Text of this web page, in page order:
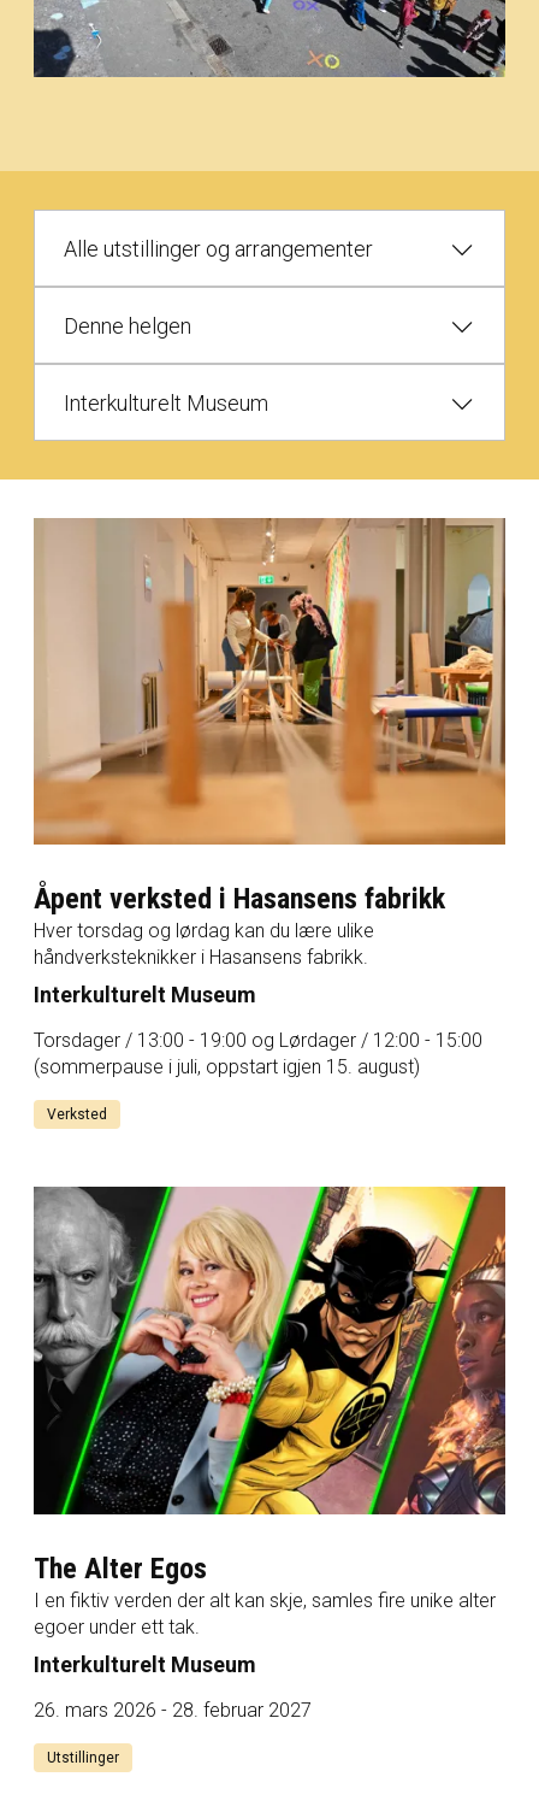
Alle utstillinger og arrangementer
Denne helgen
Interkulturelt Museum
Åpent verksted i Hasansens fabrikk
Hver torsdag og lørdag kan du lære ulike
håndverksteknikker i Hasansens fabrikk.
Interkulturelt Museum
Torsdager / 13:00 - 19:00 og Lørdager / 12:00 - 15:00
(sommerpause i juli, oppstart igjen 15. august)
Verksted
The Alter Egos
I en fiktiv verden der alt kan skje, samles fire unike alter
egoer under ett tak.
Interkulturelt Museum
26. mars 2026 - 28. februar 2027
Utstillinger